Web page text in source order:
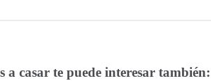
a casar te puede interesar también: